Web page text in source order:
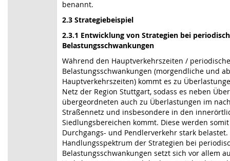
benannt.
2.3 Strategiebeispiel
2.3.1 Entwicklung von Strategien bei
Belastungsschwankungen
Während den Hauptverkehrszeiten /
Belastungsschwankungen (morgendliche und
Hauptverkehrszeiten) kommt es zu
Netz der Region Stuttgart, sodass es neben
übergeordneten auch zu Überlastungen im
Straßennetz und insbesondere in den
Siedlungsbereichen kommt. Diese werden
Durchgangs- und Pendlerverkehr stark belastet.
Handlungsspektrum der Strategien bei
Belastungsschwankungen setzt sich vor allem